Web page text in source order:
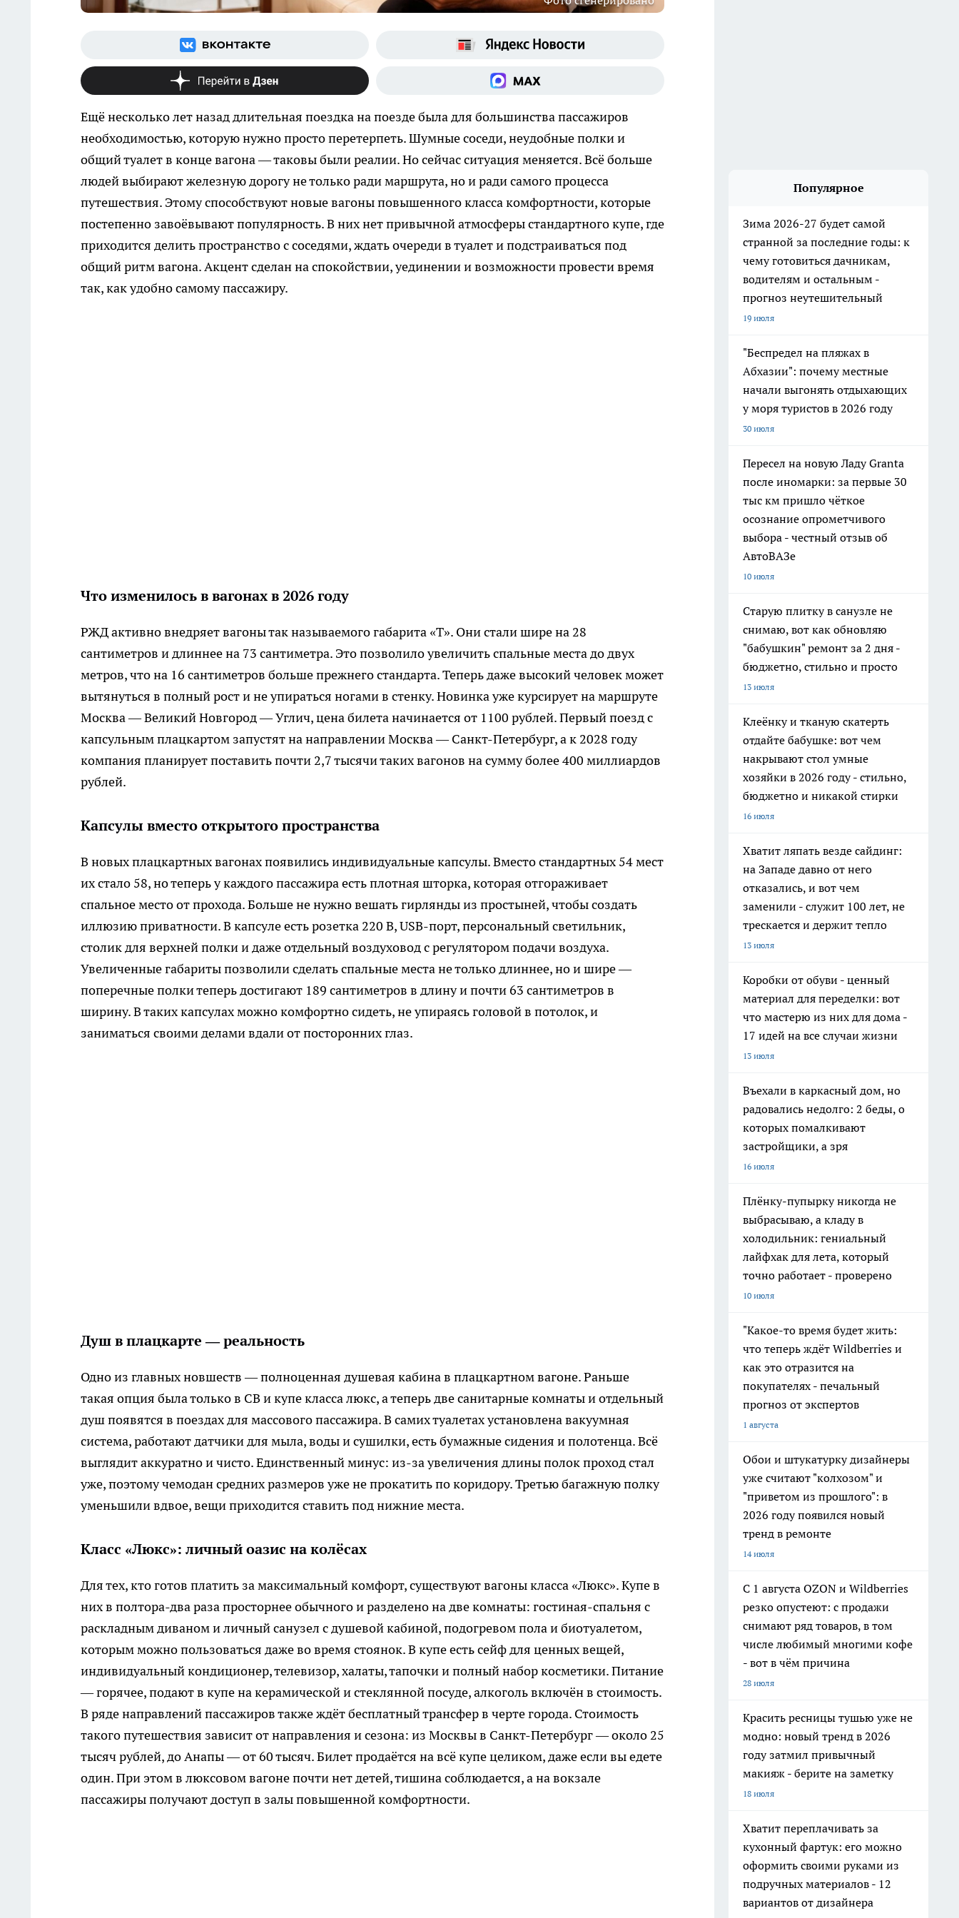
Ещё несколько лет назад длительная поездка на поезде была для большинства пассажиров
необходимостью, которую нужно просто перетерпеть. Шумные соседи, неудобные полки и
общий туалет в конце вагона — таковы были реалии. Но сейчас ситуация меняется. Всё больше
людей выбирают железную дорогу не только ради маршрута, но и ради самого процесса
путешествия. Этому способствуют новые вагоны повышенного класса комфортности, которые
постепенно завоёвывают популярность. В них нет привычной атмосферы стандартного купе, где
приходится делить пространство с соседями, ждать очереди в туалет и подстраиваться под
общий ритм вагона. Акцент сделан на спокойствии, уединении и возможности провести время
так, как удобно самому пассажиру.
Что изменилось в вагонах в 2026 году
РЖД активно внедряет вагоны так называемого габарита «Т». Они стали шире на 28
сантиметров и длиннее на 73 сантиметра. Это позволило увеличить спальные места до двух
метров, что на 16 сантиметров больше прежнего стандарта. Теперь даже высокий человек может
вытянуться в полный рост и не упираться ногами в стенку. Новинка уже курсирует на маршруте
Москва — Великий Новгород — Углич, цена билета начинается от 1100 рублей. Первый поезд с
капсульным плацкартом запустят на направлении Москва — Санкт-Петербург, а к 2028 году
компания планирует поставить почти 2,7 тысячи таких вагонов на сумму более 400 миллиардов
рублей.
Капсулы вместо открытого пространства
В новых плацкартных вагонах появились индивидуальные капсулы. Вместо стандартных 54 мест
их стало 58, но теперь у каждого пассажира есть плотная шторка, которая отгораживает
спальное место от прохода. Больше не нужно вешать гирлянды из простыней, чтобы создать
иллюзию приватности. В капсуле есть розетка 220 В, USB-порт, персональный светильник,
столик для верхней полки и даже отдельный воздуховод с регулятором подачи воздуха.
Увеличенные габариты позволили сделать спальные места не только длиннее, но и шире —
поперечные полки теперь достигают 189 сантиметров в длину и почти 63 сантиметров в
ширину. В таких капсулах можно комфортно сидеть, не упираясь головой в потолок, и
заниматься своими делами вдали от посторонних глаз.
Душ в плацкарте — реальность
Одно из главных новшеств — полноценная душевая кабина в плацкартном вагоне. Раньше
такая опция была только в СВ и купе класса люкс, а теперь две санитарные комнаты и отдельный
душ появятся в поездах для массового пассажира. В самих туалетах установлена вакуумная
система, работают датчики для мыла, воды и сушилки, есть бумажные сидения и полотенца. Всё
выглядит аккуратно и чисто. Единственный минус: из-за увеличения длины полок проход стал
уже, поэтому чемодан средних размеров уже не прокатить по коридору. Третью багажную полку
уменьшили вдвое, вещи приходится ставить под нижние места.
Класс «Люкс»: личный оазис на колёсах
Для тех, кто готов платить за максимальный комфорт, существуют вагоны класса «Люкс». Купе в
них в полтора-два раза просторнее обычного и разделено на две комнаты: гостиная-спальня с
раскладным диваном и личный санузел с душевой кабиной, подогревом пола и биотуалетом,
которым можно пользоваться даже во время стоянок. В купе есть сейф для ценных вещей,
индивидуальный кондиционер, телевизор, халаты, тапочки и полный набор косметики. Питание
— горячее, подают в купе на керамической и стеклянной посуде, алкоголь включён в стоимость.
В ряде направлений пассажиров также ждёт бесплатный трансфер в черте города. Стоимость
такого путешествия зависит от направления и сезона: из Москвы в Санкт-Петербург — около 25
тысяч рублей, до Анапы — от 60 тысяч. Билет продаётся на всё купе целиком, даже если вы едете
один. При этом в люксовом вагоне почти нет детей, тишина соблюдается, а на вокзале
пассажиры получают доступ в залы повышенной комфортности.
Популярное
Зима 2026-27 будет самой
странной за последние годы: к
чему готовиться дачникам,
водителям и остальным -
прогноз неутешительный
19 июля
"Беспредел на пляжах в
Абхазии": почему местные
начали выгонять отдыхающих
у моря туристов в 2026 году
30 июля
Пересел на новую Ладу Granta
после иномарки: за первые 30
тыс км пришло чёткое
осознание опрометчивого
выбора - честный отзыв об
АвтоВАЗе
10 июля
Старую плитку в санузле не
снимаю, вот как обновляю
"бабушкин" ремонт за 2 дня -
бюджетно, стильно и просто
13 июля
Клеёнку и тканую скатерть
отдайте бабушке: вот чем
накрывают стол умные
хозяйки в 2026 году - стильно,
бюджетно и никакой стирки
16 июля
Хватит ляпать везде сайдинг:
на Западе давно от него
отказались, и вот чем
заменили - служит 100 лет, не
трескается и держит тепло
13 июля
Коробки от обуви - ценный
материал для переделки: вот
что мастерю из них для дома -
17 идей на все случаи жизни
13 июля
Въехали в каркасный дом, но
радовались недолго: 2 беды, о
которых помалкивают
застройщики, а зря
16 июля
Плёнку-пупырку никогда не
выбрасываю, а кладу в
холодильник: гениальный
лайфхак для лета, который
точно работает - проверено
10 июля
"Какое-то время будет жить:
что теперь ждёт Wildberries и
как это отразится на
покупателях - печальный
прогноз от экспертов
1 августа
Обои и штукатурку дизайнеры
уже считают "колхозом" и
"приветом из прошлого": в
2026 году появился новый
тренд в ремонте
14 июля
С 1 августа OZON и Wildberries
резко опустеют: с продажи
снимают ряд товаров, в том
числе любимый многими кофе
- вот в чём причина
28 июля
Красить ресницы тушью уже не
модно: новый тренд в 2026
году затмил привычный
макияж - берите на заметку
18 июля
Хватит переплачивать за
кухонный фартук: его можно
оформить своими руками из
подручных материалов - 12
вариантов от дизайнера